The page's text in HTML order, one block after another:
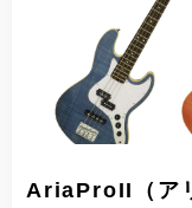
AriaProII（ア